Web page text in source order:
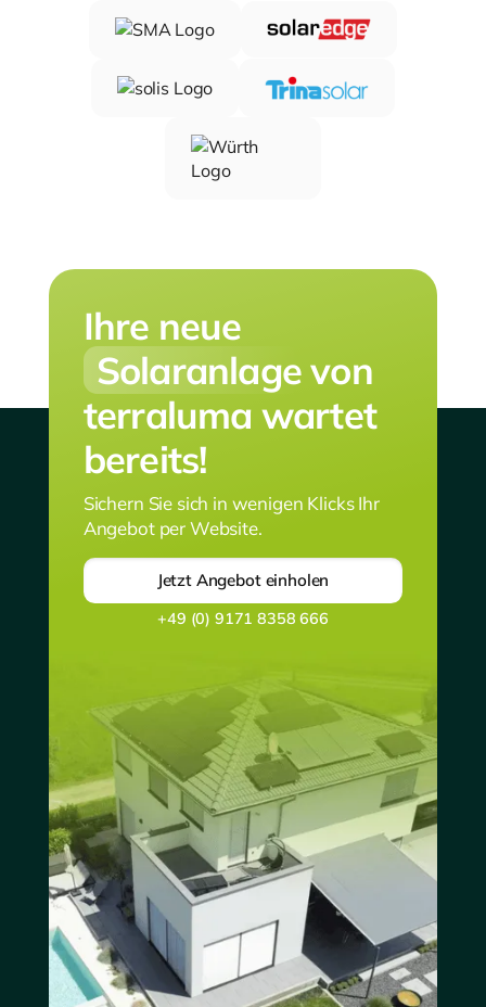
Ihre neue
Solaranlagevon
terraluma wartet
bereits!
Sichern Sie sich in wenigen Klicks Ihr
Angebot per Website.
Jetzt Angebot einholen
+49 (0) 9171 8358 666